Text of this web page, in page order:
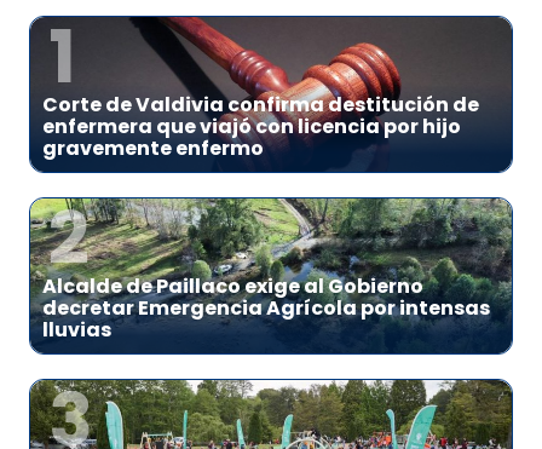
1
Corte de Valdivia confirma destitución de
enfermera que viajó con licencia por hijo
gravemente enfermo
2
Alcalde de Paillaco exige al Gobierno
decretar Emergencia Agrícola por intensas
lluvias
3